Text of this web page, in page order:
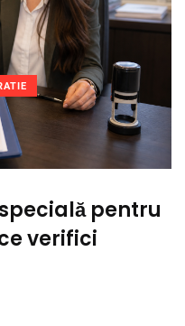
pentru
verifici